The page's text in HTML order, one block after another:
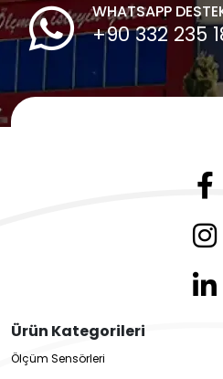
WHATSAPP
+90 332 235
Ürün Kategorileri
Ölçüm Sensörleri